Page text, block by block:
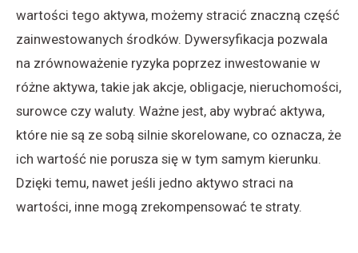
wartości tego aktywa, możemy stracić znaczną część
zainwestowanych środków. Dywersyfikacja pozwala
na zrównoważenie ryzyka poprzez inwestowanie w
różne aktywa, takie jak akcje, obligacje, nieruchomości,
surowce czy waluty. Ważne jest, aby wybrać aktywa,
które nie są ze sobą silnie skorelowane, co oznacza, że
ich wartość nie porusza się w tym samym kierunku.
Dzięki temu, nawet jeśli jedno aktywo straci na
wartości, inne mogą zrekompensować te straty.